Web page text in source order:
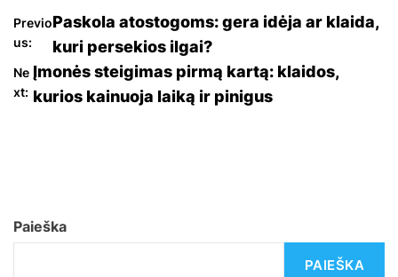
N
a
v
a
Previo
us:
Paskola atostogoms: gera idėja ar klaida,
kuri persekios ilgai?
Ne
xt:
Įmonės steigimas pirmą kartą: klaidos,
kurios kainuoja laiką ir pinigus
Paieška
PAIEŠKA